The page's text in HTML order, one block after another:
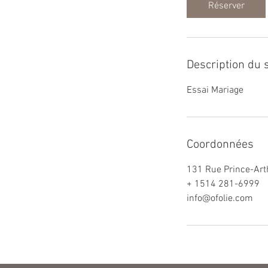
Réserver
Description du
Essai Mariage
Coordonnées
131 Rue Prince-
+ 1514 281-6999
info@ofolie.com